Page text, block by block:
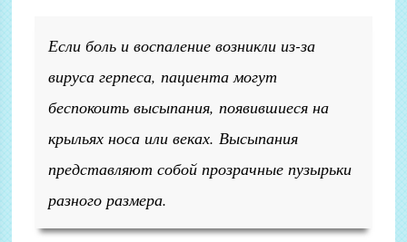
Если боль и воспаление возникли из-за
вируса герпеса, пациента могут
беспокоить высыпания, появившиеся на
крыльях носа или веках. Высыпания
представляют собой прозрачные пузырьки
разного размера.